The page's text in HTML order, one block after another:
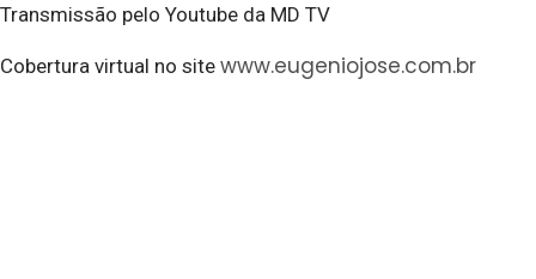
Transmissão pelo Youtube da MD TV
Cobertura virtual no site www.eugeniojose.com.br